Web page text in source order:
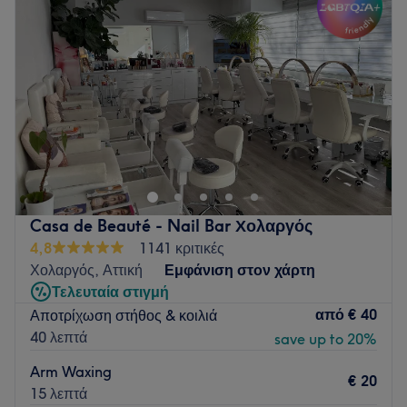
Go to venue
Πέμπτη
10:00 –21:00
Παρασκευή
10:00–21:00
Σάββατο
10:00–18:00
Κυριακή
Κλειστό
To Elegant Nail Studio στον Πειραιά είναι το ιδανικό μέρος
να επισκεφθείς και να κάνεις ένα δώρο ομορφιάς στον εαυτό
σου. Προσφέρει έναν εξαντλητικό κατάλογο υπηρεσιών
περιποίησης άκρων και βλεφαρίδων που καλύπτει όλες τις
ανάγκες και τα γούστα. Επιπλέον, μπορείς να απολαύσεις
υπηρεσίες αποτρίχωσης καθώς είναι διαθέσιμες για όλα τα
μέρη του σώματος. Αφέσου στα χέρια του έμπειρου
προσωπικού του καταστήματος και μην διαστάσεις να
ζητήσεις οποιαδήποτε βοήθεια ή συμβουλή, καθώς έχει
πολλά χρόνια εμπειρίας στον χώρο.
Το κέντρο αισθητικής είναι προσβάσιμο με το μετρό καθώς
Casa de Beauté - Nail Bar Χολαργός
4,8
1141 κριτικές
Χολαργός, Αττική
Εμφάνιση στον χάρτη
Τελευταία στιγμή
Αποτρίχωση στήθος & κοιλιά
40 λεπτά
από € 40
save up to 20%
Arm Waxing
15 λεπτά
€ 20